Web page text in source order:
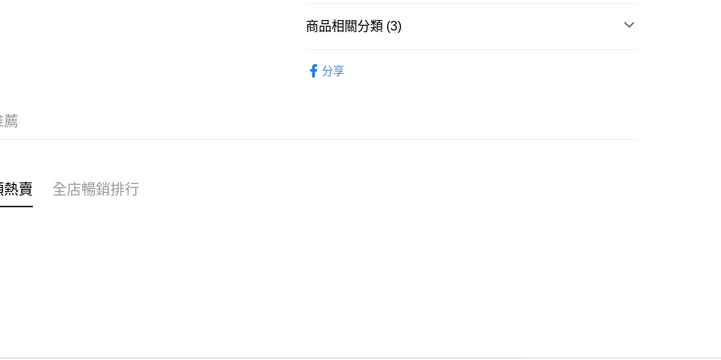
WeChat Pay
送貨方式
商品相關分類 (3)
分享
薦
賣 全店暢銷排行